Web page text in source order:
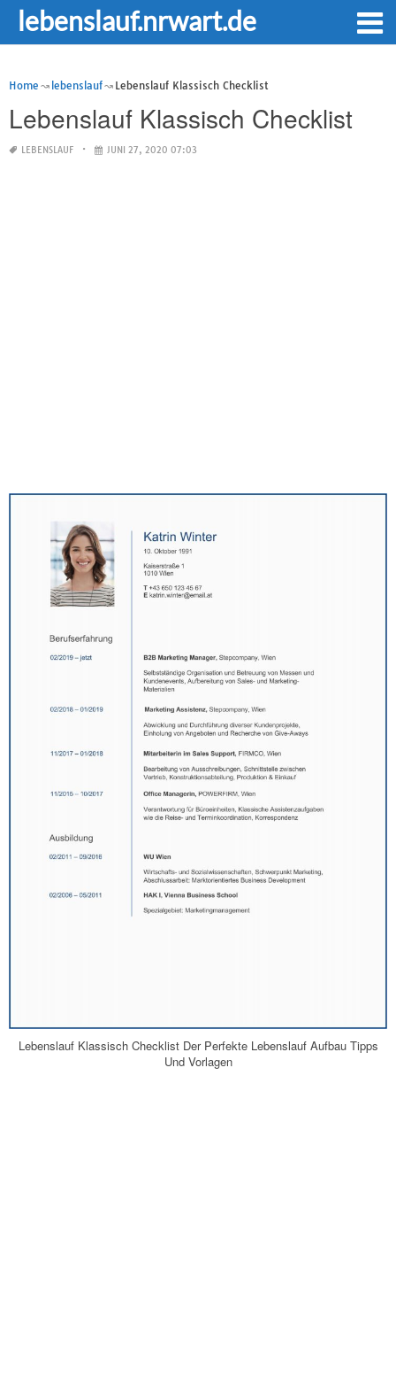
lebenslauf.nrwart.de
Home lebenslauf Lebenslauf Klassisch Checklist
Lebenslauf Klassisch Checklist
LEBENSLAUF JUNI 27, 2020 07:03
Lebenslauf Klassisch Checklist Der Perfekte Lebenslauf Aufbau Tipps
Und Vorlagen